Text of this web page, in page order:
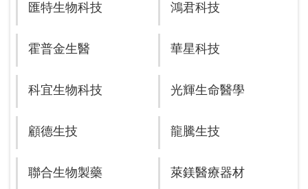
匯特生物科技 鴻君科技
霍普金生醫 華星科技
科宜生物科技 光輝生命醫學
顧德生技 龍騰生技
聯合生物製藥 萊鎂醫療器材